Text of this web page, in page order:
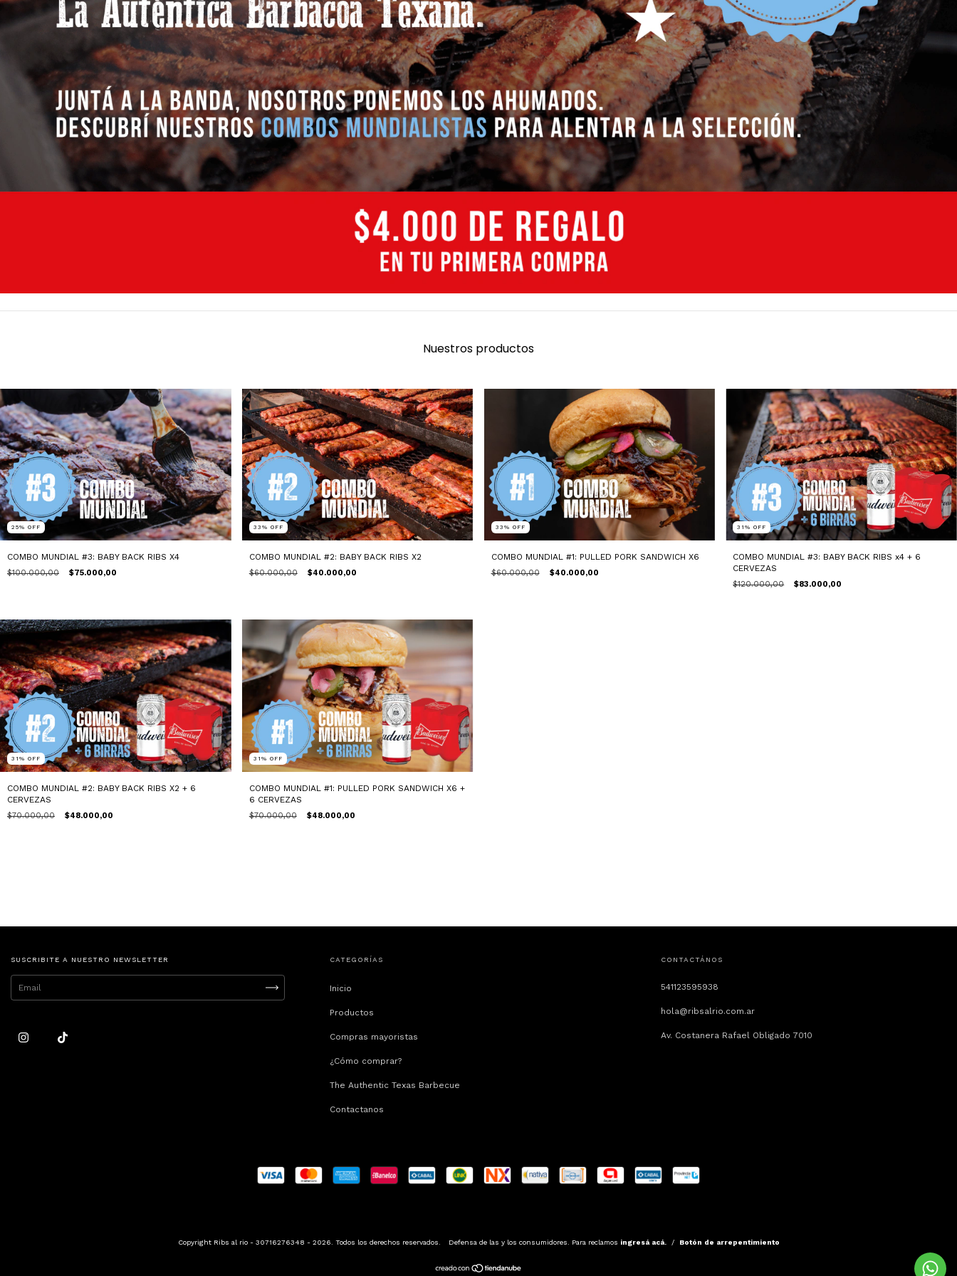
Nuestros productos
25% OFF
COMBO MUNDIAL #3: BABY BACK RIBS X4
$100.000,00 $75.000,00
33 % OFF
COMBO MUNDIAL #2: BABY BACK RIBS X2
$60.000,00 $40.000,00
33 % OFF
COMBO MUNDIAL #1: PULLED PORK SANDWICH X6
$60.000,00 $40.000,00
31%OFF
COMBO MUNDIAL #3: BABY BACK RIBS x4 + 6
CERVEZAS
$120.000,00 $83.000,00
31 % OFF
COMBO MUNDIAL #2: BABY BACK RIBS X2 + 6
CERVEZAS
$70.000,00 $48.000,00
31 % OFF
COMBO MUNDIAL #1: PULLED PORK SANDWICH X6 +
6 CERVEZAS
$70.000,00 $48.000,00
SUSCRIBITE A NUESTRO NEWSLETTER CATEGORÍAS
Inicio
Productos
Compras mayoristas
¿Cómo comprar?
The Authentic Texas Barbecue
Contactanos
CONTACTÁNOS
541123595938
hola@ribsalrio.com.ar
Av. Costanera Rafael Obligado 7010
Copyright Ribs al rio - 30716276348 - 2026. Todos los derechos reservados. Defensa de las y los consumidores. Para reclamos ingresá acá. / Botón de arrepentimiento